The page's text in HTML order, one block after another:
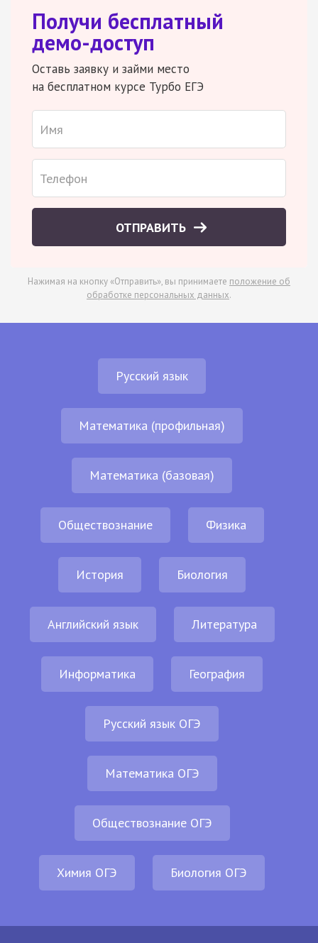
Получи бесплатный
демо-доступ
Оставь заявку и займи место
на бесплатном курсе Турбо ЕГЭ
ОТПРАВИТЬ
Нажимая на кнопку «Отправить», вы принимаете положение об
обработке персональных данных.
Русский язык
Математика (профильная)
Математика (базовая)
Обществознание Физика
История Биология
Английский язык Литература
Информатика География
Русский язык ОГЭ
Математика ОГЭ
Обществознание ОГЭ
Химия ОГЭ Биология ОГЭ